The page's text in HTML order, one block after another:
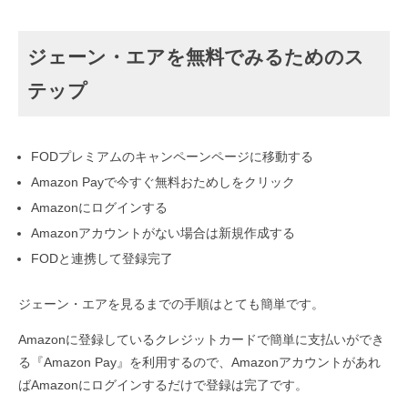
ジェーン・エアを無料でみるためのス
テップ
FODプレミアムのキャンペーンページに移動する
Amazon Payで今すぐ無料おためしをクリック
Amazonにログインする
Amazonアカウントがない場合は新規作成する
FODと連携して登録完了
ジェーン・エアを見るまでの手順はとても簡単です。
Amazonに登録しているクレジットカードで簡単に支払いができ
る『Amazon Pay』を利用するので、Amazonアカウントがあれ
ばAmazonにログインするだけで登録は完了です。